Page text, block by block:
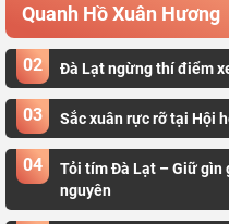
Quanh Hồ Xuân Hương
02 Đà Lạt ngừng thí điểm
03 Sắc xuân rực rỡ tại Hội
04
Tỏi tím Đà Lạt – Giữ gìn
nguyên